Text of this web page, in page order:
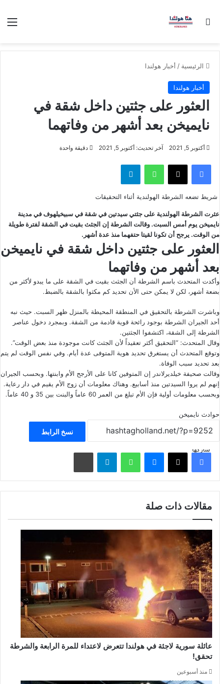
بحث عن
الرئيسية / أخبار هولندا
أخبار هولندا
العثور على جثتين داخل شقة في
نايميخن بعد أشهر من وفاتهما
أكتوبر 5, 2021 آخر تحديث: أكتوبر 5, 2021 دقيقة واحدة
فيسبوك ‫X واتساب تيلقرام
شريط تضعه الشرطة الهولندية أثناء التحقيقات
عثرت الشرطة الهولندية على جثتي سيدتين في شقة في سبيخيلهوف في مدينة
نايميخن يوم أمس السبت. وقالت الشرطة إن الجثث بقيت في الشقة لفترة طويلة
من الوقت. يرجح أن تكونا لقيتا حتفهما منذ عدة أشهر.
العثور على جثتين داخل شقة في نايميخن
بعد أشهر من وفاتهما
وأكدت المتحدث باسم الشرطة أن الجثث بقيت في الشقة على ما يبدو لأكثر من
بضعة أشهر، لكن لا يمكن حتى الأن تحديد كم مكثوا بالشقة بالضبط.
وباشرت الشرطة بالتحقيق في المنطقة المحيطة بالمنزل ظهر السبت. حيث نبه
أحد الجيران الشرطة بوجود رائحة قوية قادمة من الشقة. وبمجرد دخول عناصر
الشرطة إلى الشقة، اكتشفوا الجثتين.
وقال المتحدث: “التحقيق أكثر تعقيداً لأن الجثث كانت موجودة منذ بعض الوقت”.
وتوقع المتحدث أن يستغرق تحديد هوية المتوفى عدة أيام. وفي نفس الوقت لم يتم
بعد تحديد سبب الوفاة.
وقالت صحيفة خيلديرلاندر إن المتوفين كانا على الأرجح الأم وابنتها. وبحسب الجيران
إنهم لم يروا السيدتين منذ أسابيع. وهناك معلومات أن زوج الأم يقيم في دار رعاية.
وبحسب معلومات أولية فإن الأم تبلغ من العمر 60 عاماً والبنت بين 35 و 40 عاماً.
حوادث نايميخن
نسخ الرابط
شاركهافيسبوك ‫X ماسنجر واتساب تيلقرام مشاركة عبر البريد
مقالات ذات صلة
عائلة سورية لاجئة في هولندا تتعرض لاعتداء للمرة الرابعة والشرطة
تحقق!
منذ أسبوعين